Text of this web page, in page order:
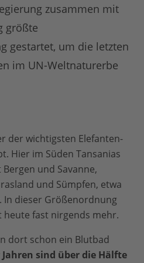
zusammen mit
größte
gestartet, um die letzten
im UN-Weltnaturerbe
der wichtigsten Elefanten-
Hier im Süden Tansanias
und Savanne,
und Sümpfen, etwa
In dieser Größenordnung
heute fast nirgends mehr.
dort schon ein Blutbad
sind über die Hälfte